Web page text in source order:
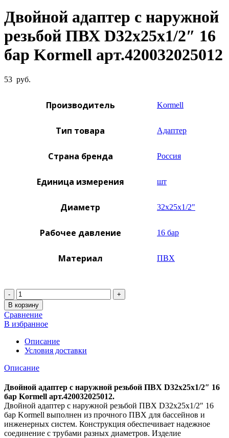
Двойной адаптер с наружной
резьбой ПВХ D32х25х1/2″ 16
бар Kormell арт.420032025012
53 руб.
Производитель Kormell
Тип товара Адаптер
Страна бренда Россия
Единица измерения шт
Диаметр 32х25х1/2"
Рабочее давление 16 бар
Материал ПВХ
Количество
В корзину
Сравнение
В избранное
Описание
Условия доставки
Описание
Двойной адаптер с наружной резьбой ПВХ D32х25х1/2″ 16
бар Kormell арт.420032025012.
Двойной адаптер с наружной резьбой ПВХ D32х25х1/2″ 16
бар Kormell выполнен из прочного ПВХ для бассейнов и
инженерных систем. Конструкция обеспечивает надежное
соединение с трубами разных диаметров. Изделие